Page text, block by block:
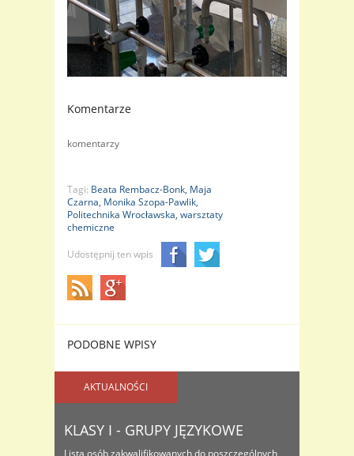
Komentarze
komentarzy
Tagi: Beata Rembacz-Bonk, Maja
Czarna, Monika Szopa-Pawlik,
Politechnika Wrocławska, warsztaty
chemiczne
Udostępnij ten wpis
PODOBNE WPISY
AKTUALNOŚCI
KLASY I - GRUPY JĘZYKOWE